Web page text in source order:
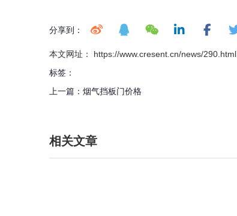
分享到：
本文网址： https://www.cresent.cn/news/290.html
标签：
上一篇： 烟气挡板门价格
相关文章